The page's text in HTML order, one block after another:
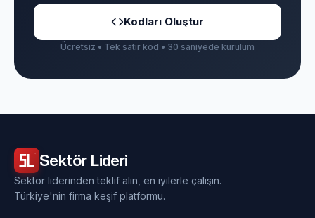
Kodları Oluştur
Ücretsiz • Tek satır kod • 30 saniyede kurulum
Sektör Lideri
Sektör liderinden teklif alın, en iyilerle çalışın.
Türkiye'nin firma keşif platformu.